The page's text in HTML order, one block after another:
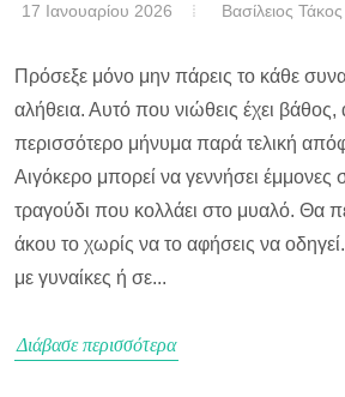
17 Ιανουαρίου 2026 Βασίλειος Τάκος
Πρόσεξε μόνο μην πάρεις το κάθε
αλήθεια. Αυτό που νιώθεις έχει βάθος,
περισσότερο μήνυμα παρά τελική
Αιγόκερο μπορεί να γεννήσει έμμονες
τραγούδι που κολλάει στο μυαλό. Θα
άκου το χωρίς να το αφήσεις να οδηγεί.
με γυναίκες ή σε...
Διάβασε περισσότερα